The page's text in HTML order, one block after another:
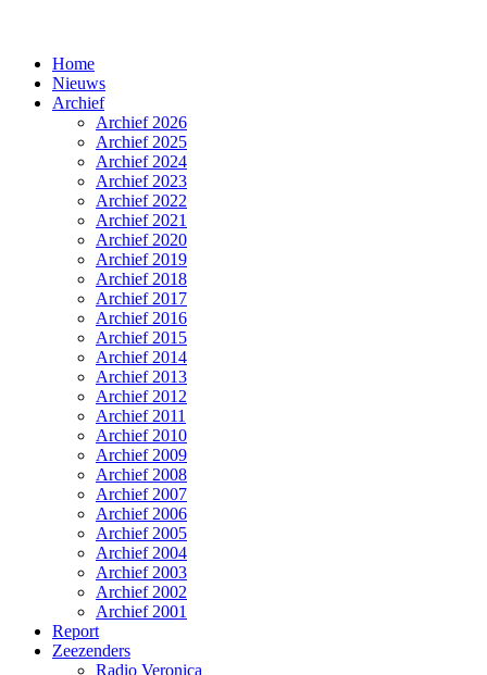
Home
Nieuws
Archief
Archief 2026
Archief 2025
Archief 2024
Archief 2023
Archief 2022
Archief 2021
Archief 2020
Archief 2019
Archief 2018
Archief 2017
Archief 2016
Archief 2015
Archief 2014
Archief 2013
Archief 2012
Archief 2011
Archief 2010
Archief 2009
Archief 2008
Archief 2007
Archief 2006
Archief 2005
Archief 2004
Archief 2003
Archief 2002
Archief 2001
Report
Zeezenders
Radio Veronica